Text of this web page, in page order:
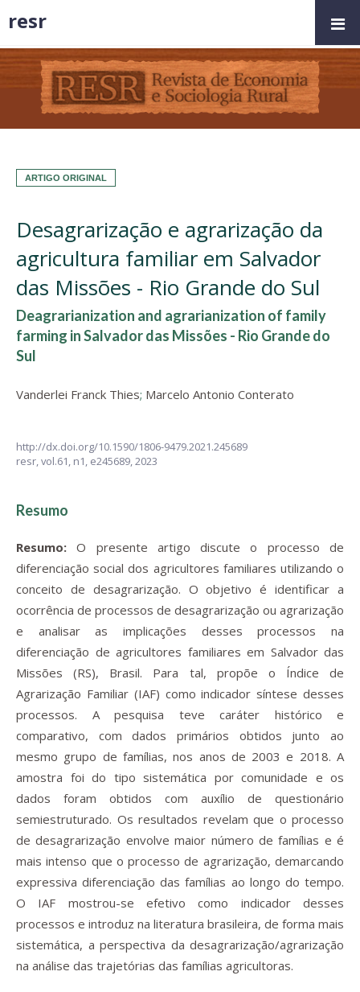
ARTIGO ORIGINAL
Desagrarização e agrarização da
agricultura familiar em Salvador
das Missões - Rio Grande do Sul
Deagrarianization and agrarianization of family
farming in Salvador das Missões - Rio Grande do
Sul
Vanderlei Franck Thies; Marcelo Antonio Conterato
http://dx.doi.org/10.1590/1806-9479.2021.245689
resr,vol.61, n1, e245689, 2023
Resumo
Resumo: O presente artigo discute o processo de
diferenciação social dos agricultores familiares utilizando o
conceito de desagrarização. O objetivo é identificar a
ocorrência de processos de desagrarização ou agrarização
e analisar as implicações desses processos na
diferenciação de agricultores familiares em Salvador das
Missões (RS), Brasil. Para tal, propõe o Índice de
Agrarização Familiar (IAF) como indicador síntese desses
processos. A pesquisa teve caráter histórico e
comparativo, com dados primários obtidos junto ao
mesmo grupo de famílias, nos anos de 2003 e 2018. A
amostra foi do tipo sistemática por comunidade e os
dados foram obtidos com auxílio de questionário
semiestruturado. Os resultados revelam que o processo
de desagrarização envolve maior número de famílias e é
mais intenso que o processo de agrarização, demarcando
expressiva diferenciação das famílias ao longo do tempo.
O IAF mostrou-se efetivo como indicador desses
processos e introduz na literatura brasileira, de forma mais
sistemática, a perspectiva da desagrarização/agrarização
na análise das trajetórias das famílias agricultoras.
resr